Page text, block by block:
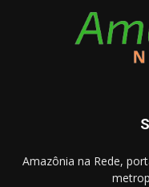
Amazônia na Rede,